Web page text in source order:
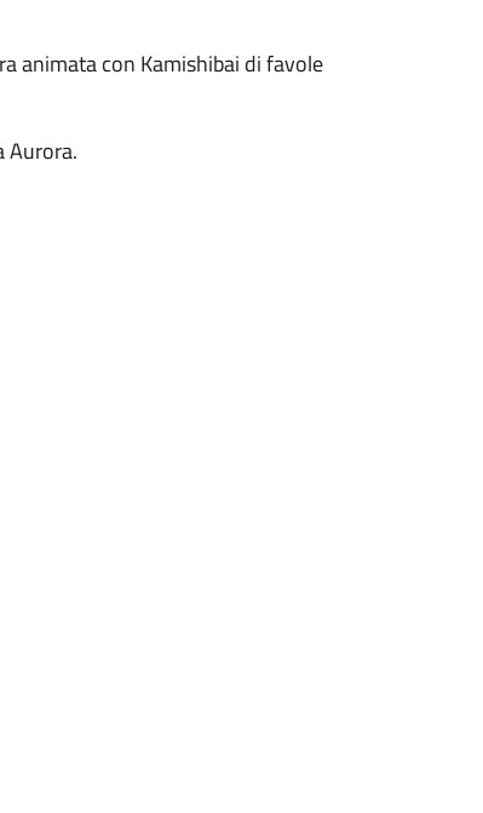
animata con Kamishibai di favole
Aurora.